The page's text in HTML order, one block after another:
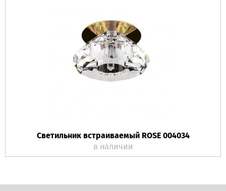
Светильник встраиваемый ROSE 004034
в наличии